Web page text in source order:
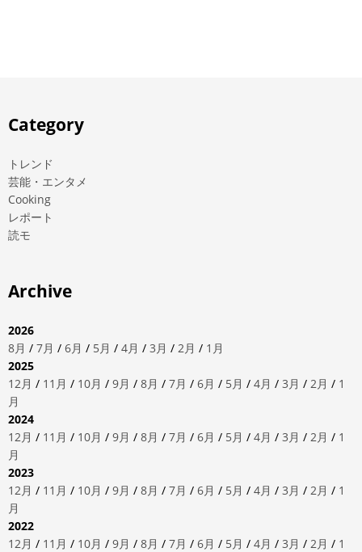
Category
トレンド
芸能・エンタメ
Cooking
レポート
読モ
Archive
2026
8月 / 7月 / 6月 / 5月 / 4月 / 3月 / 2月 / 1月
2025
12月 / 11月 / 10月 / 9月 / 8月 / 7月 / 6月 / 5月 / 4月 / 3月 / 2月 / 1
月
2024
12月 / 11月 / 10月 / 9月 / 8月 / 7月 / 6月 / 5月 / 4月 / 3月 / 2月 / 1
月
2023
12月 / 11月 / 10月 / 9月 / 8月 / 7月 / 6月 / 5月 / 4月 / 3月 / 2月 / 1
月
2022
12月 / 11月 / 10月 / 9月 / 8月 / 7月 / 6月 / 5月 / 4月 / 3月 / 2月 / 1